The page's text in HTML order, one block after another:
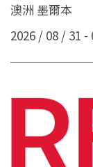
澳洲 墨爾本
2026 / 08 / 31 -